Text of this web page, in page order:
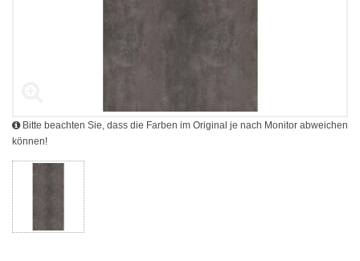
Bitte beachten Sie, dass die Farben im Original je nach Monitor abweichen
können!